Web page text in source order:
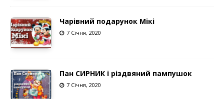
Чарівний подарунок Мікі
7 Січня, 2020
Пан СИРНИК і різдвяний пампушок
7 Січня, 2020